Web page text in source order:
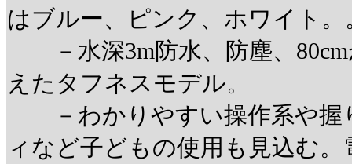
はブルー、ピンク、ホワイト。
－水深3m防水、防塵、80cm
えたタフネスモデル。
－わかりやすい操作系や握
ィなど子どもの使用も見込む。